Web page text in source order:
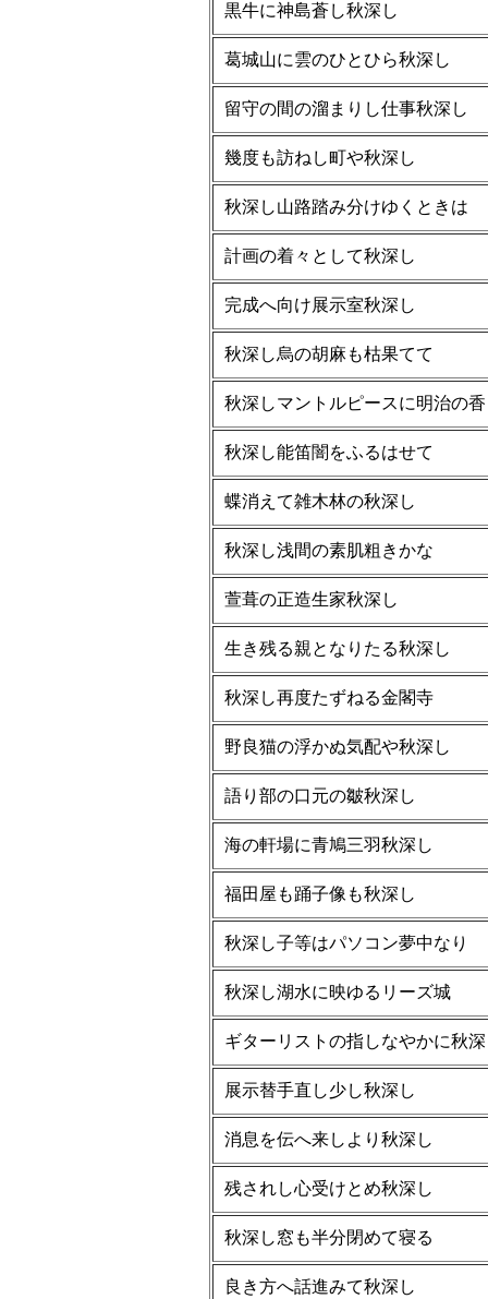
黒牛に神島蒼し秋深し
葛城山に雲のひとひら秋深し
留守の間の溜まりし仕事秋深し
幾度も訪ねし町や秋深し
秋深し山路踏み分けゆくときは
計画の着々として秋深し
完成へ向け展示室秋深し
秋深し烏の胡麻も枯果てて
秋深しマントルピースに明治の香
秋深し能笛闇をふるはせて
蝶消えて雑木林の秋深し
秋深し浅間の素肌粗きかな
萱葺の正造生家秋深し
生き残る親となりたる秋深し
秋深し再度たずねる金閣寺
野良猫の浮かぬ気配や秋深し
語り部の口元の皺秋深し
海の軒場に青鳩三羽秋深し
福田屋も踊子像も秋深し
秋深し子等はパソコン夢中なり
秋深し湖水に映ゆるリーズ城
ギターリストの指しなやかに秋
展示替手直し少し秋深し
消息を伝へ来しより秋深し
残されし心受けとめ秋深し
秋深し窓も半分閉めて寝る
良き方へ話進みて秋深し